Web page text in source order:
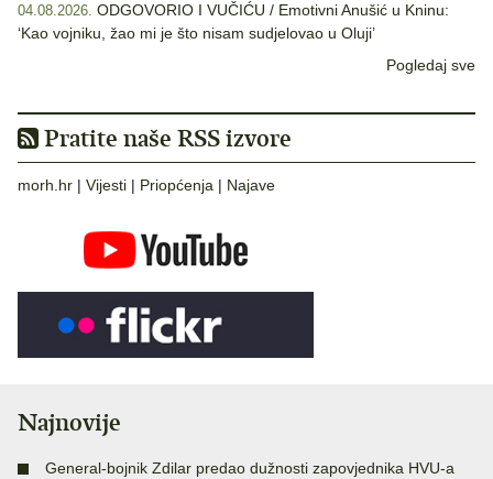
04.08.2026. ODGOVORIO I VUČIĆU / Emotivni Anušić u Kninu:
‘Kao vojniku, žao mi je što nisam sudjelovao u Oluji’
Pogledaj sve
Pratite naše RSS izvore
morh.hr | Vijesti | Priopćenja | Najave
Najnovije
General-bojnik Zdilar predao dužnosti zapovjednika HVU-a